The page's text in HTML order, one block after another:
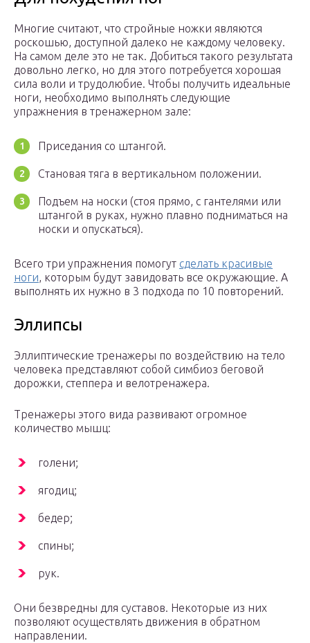
Многие считают, что стройные ножки являются
роскошью, доступной далеко не каждому человеку.
На самом деле это не так. Добиться такого результата
довольно легко, но для этого потребуется хорошая
сила воли и трудолюбие. Чтобы получить идеальные
ноги, необходимо выполнять следующие
упражнения в тренажерном зале:
Приседания со штангой.
Становая тяга в вертикальном положении.
Подъем на носки (стоя прямо, с гантелями или
штангой в руках, нужно плавно подниматься на
носки и опускаться).
Всего три упражнения помогут сделать красивые
ноги, которым будут завидовать все окружающие. А
выполнять их нужно в 3 подхода по 10 повторений.
Эллипсы
Эллиптические тренажеры по воздействию на тело
человека представляют собой симбиоз беговой
дорожки, степпера и велотренажера.
Тренажеры этого вида развивают огромное
количество мышц:
голени;
ягодиц;
бедер;
спины;
рук.
Они безвредны для суставов. Некоторые из них
позволяют осуществлять движения в обратном
направлении.